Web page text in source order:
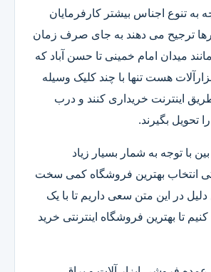
به تنوع اجناس بیشتر کارفرمایان
ترجیح می دهند به جای صرف زمان
میدان امام خمینی تا حسن آباد که
هست تنها با چند کلیک وسیله
اینترنت خریداری کنند و درب
تحویل بگیرند.
با توجه به شمار بسیار زیاد
انتخاب بهترین فروشگاه کمی سخت
در این متن سعی داریم تا با یک
تا بهترین فروشگاه اینترنتی خرید